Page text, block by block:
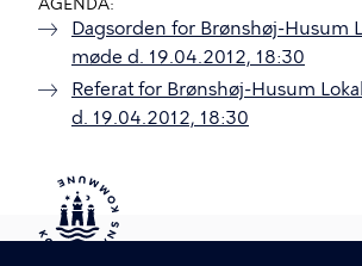
AGENDA
Dagsorden for Brønshøj-Husum
møde d. 19.04.2012, 18:30
Referat for Brønshøj-Husum
d. 19.04.2012, 18:30